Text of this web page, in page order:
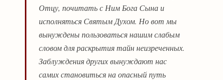
Отцу, почитать с Ним Бога Сына и
исполняться Святым Духом. Но вот мы
вынуждены пользоваться нашим слабым
словом для раскрытия тайн неизреченных.
Заблуждения других вынуждают нас
самих становиться на опасный путь